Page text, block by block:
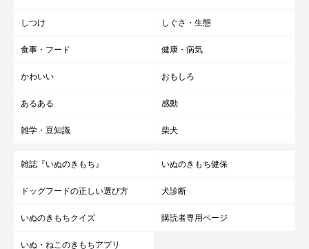
しつけ しぐさ・生態
食事・フード 健康・病気
かわいい おもしろ
あるある 感動
雑学・豆知識 柴犬
雑誌『いぬのきもち』 いぬのきもち健保
ドッグフードの正しい選び方 犬診断
いぬのきもちクイズ 購読者専用ページ
いぬ・ねこのきもちアプリ